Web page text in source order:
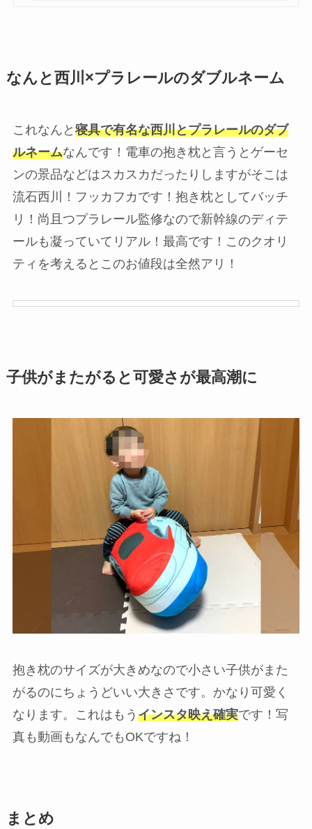
なんと西川×プラレールのダブルネーム
これなんと 寝具で有名な西川とプラレールのダブ
ルネームなんです！電車の抱き枕と言うとゲーセ
ンの景品などはスカスカだったりしますがそこは
流石西川！フッカフカです！抱き枕としてバッチ
リ！尚且つプラレール監修なので新幹線のディテ
ールも凝っていてリアル！最高です！このクオリ
ティを考えるとこのお値段は全然アリ！
子供がまたがると可愛さが最高潮に
抱き枕のサイズが大きめなので小さい子供がまた
がるのにちょうどいい大きさです。かなり可愛く
なります。これはもう インスタ映え確実です！写
真も動画もなんでもOKですね！
まとめ